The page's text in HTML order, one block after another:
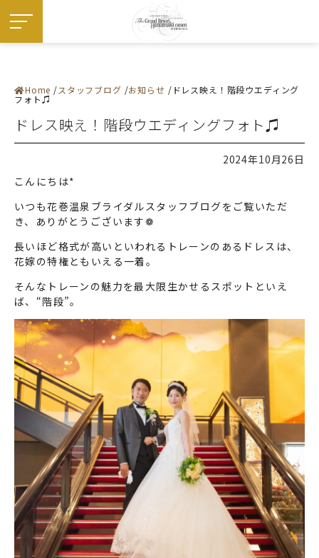
施設紹介
― 挙式会場
お料理
ドレス・和装
フェア
ウエディングレポート
ステイウエディング
フォトギャラリー
佳松園でのご婚礼
はじめての方へ
ご列席の方へ
来館予約
資料請求
よくある質問
お問い合わせ
Home スタッフブログ お知らせ ドレス映え！階段ウエディング
フォト♫
ドレス映え！階段ウエディングフォト♫
2024年10月26日
こんにちは*
いつも花巻温泉ブライダルスタッフブログをご覧いただ
き、ありがとうございます❁
長いほど格式が高いといわれるトレーンのあるドレスは、
花嫁の特権ともいえる一着。
そんなトレーンの魅力を最大限生かせるスポットといえ
ば、“階段”。